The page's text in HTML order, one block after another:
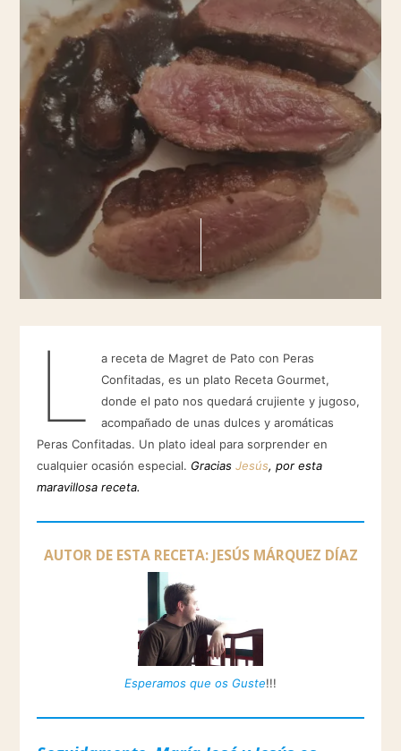
L
a receta de Magret de Pato con Peras
Confitadas, es un plato Receta Gourmet,
donde el pato nos quedará crujiente y jugoso,
acompañado de unas dulces y aromáticas
Peras Confitadas. Un plato ideal para sorprender en
cualquier ocasión especial. Gracias Jesús, por esta
maravillosa receta.
AUTOR DE ESTA RECETA: JESÚS MÁRQUEZ DÍAZ
Esperamos que os Guste!!!